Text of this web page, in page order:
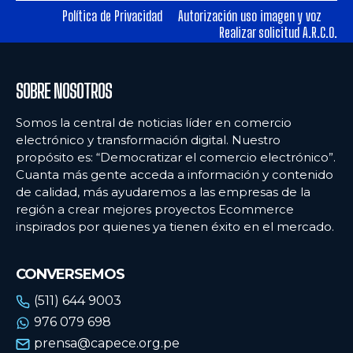
Ecommercenews
ARGENTINA
BOLIVIA
CHILE
COLOMBIA
ECUADOR
URUGUAY
VENEZUELA
Ecommercenews
ARGENTINA
BOLIVIA
CHILE
COLOMBIA
ECUADOR
URUGUAY
VENEZUELA
Política de Privacidad
Autorización uso imagen y voz
Realizar solicitud A.R.C.O.
SOBRE NOSOTROS
Somos la central de noticias líder en comercio
electrónico y transformación digital. Nuestro
propósito es: “Democratizar el comercio electrónico”.
Cuanta más gente acceda a información y contenido
de calidad, más ayudaremos a las empresas de la
región a crear mejores proyectos Ecommerce
inspirados por quienes ya tienen éxito en el mercado.
CONVERSEMOS
(511) 644 9003
976 079 698
prensa@capece.org.pe